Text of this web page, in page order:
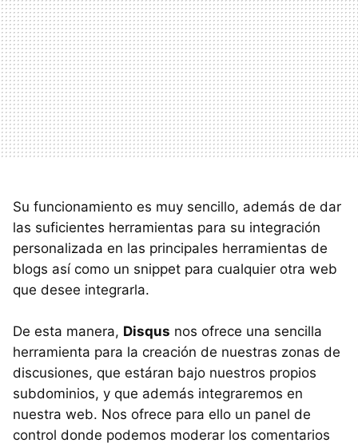
Su funcionamiento es muy sencillo, además de dar
las suficientes herramientas para su integración
personalizada en las principales herramientas de
blogs así como un snippet para cualquier otra web
que desee integrarla.
De esta manera, Disqus nos ofrece una sencilla
herramienta para la creación de nuestras zonas de
discusiones, que estáran bajo nuestros propios
subdominios, y que además integraremos en
nuestra web. Nos ofrece para ello un panel de
control donde podemos moderar los comentarios